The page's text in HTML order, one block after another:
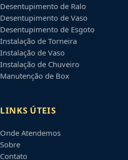
Desentupimento de Ralo
Desentupimento de Vaso
Desentupimento de Esgoto
Instalação de Torneira
Instalação de Vaso
Instalação de Chuveiro
Manutenção de Box
LINKS ÚTEIS
Onde Atendemos
Sobre
Contato